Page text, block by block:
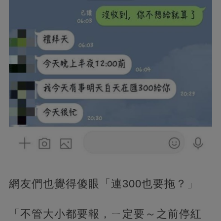
網友們也覺得傻眼「連300也要拖？」
「不管大小都要報，ㄧ定要～之前停紅